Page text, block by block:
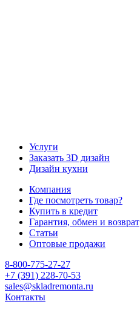
Услуги
Заказать 3D дизайн
Дизайн кухни
Компания
Где посмотреть товар?
Купить в кредит
Гарантия, обмен и возврат
Статьи
Оптовые продажи
8-800-775-27-27
+7 (391) 228-70-53
sales@skladremonta.ru
Контакты